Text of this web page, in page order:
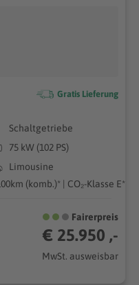
Gratis Lieferung
Schaltgetriebe
75 kW (102 PS)
Limousine
(komb.)* | CO₂-Klasse E*
Fairerpreis
€ 25.950 ,-
MwSt. ausweisbar